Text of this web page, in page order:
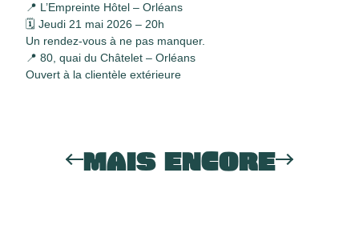
📍 L’Empreinte Hôtel – Orléans
🗓 Jeudi 21 mai 2026 – 20h
Un rendez-vous à ne pas manquer.
📍 80, quai du Châtelet – Orléans
Ouvert à la clientèle extérieure
MAIS ENCORE